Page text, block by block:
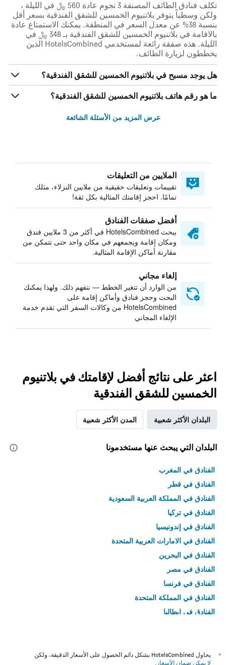
تكلف فنادق الطائف المصنفة 3 نجوم عادة 560 ﷼ في الليلة ،
ولكن وسطياً يتوفر بلاتنيوم الخمسين للشقق الفندقية بسعر أقل
بنسبة 38% عن معدل السعر في المنطقة. يمكنك الاستمتاع عادة
بالاقامة في بلاتنيوم الخمسين للشقق الفندقية بـ 348 ﷼ في
الليلة. هذه صفقة رائعة لمستخدمي HotelsCombined الذين
يخططون لزيارة الطائف.
هل يوجد مسبح في بلاتنيوم الخمسين للشقق الفندقية؟
ما هو رقم هاتف بلاتنيوم الخمسين للشقق الفندقية؟
عرض المزيد من الأسئلة الشائعة
الملايين من التعليقات
تقييمات وتعليقات حقيقية من ملايين النزلاء، مثلك
تمامًا. احجز إقامتك المثالية بكل ثقة!
أفضل صفقات الفنادق
يبحث HotelsCombined في أكثر من 3 ملايين فندق
ومكان إقامة ويجمعهم في مكان واحد حتى تتمكن من
مقارنة أماكن الإقامة المثالية.
إلغاء مجاني
من الوارد أن تتغير الخطط — نتفهم ذلك. ولهذا يمكنك
البحث وحجز فنادق وأماكن إقامة على
HotelsCombined من وكالات السفر التي تقدم خدمة
الإلغاء المجاني
اعثر على نتائج أفضل لإقامتك في بلاتنيوم
الخمسين للشقق الفندقية
البلدان الأكثر شعبية المدن الأكثر شعبية
البلدان التي يبحث عنها مستخدمونا
الفنادق في المغرب
الفنادق في قطر
الفنادق في المملكة العربية السعودية
الفنادق في تركيا
الفنادق في إندونيسيا
الفنادق في الامارات العربية المتحدة
الفنادق في البحرين
الفنادق في مصر
الفنادق في فرنسا
الفنادق في المملكة المتحدة
الفنادق في إيطاليا
*
يحاول HotelsCombined بشكل دائم الحصول على الأسعار الدقيقة، ولكن
لا يمكن ضمان الأسعار .